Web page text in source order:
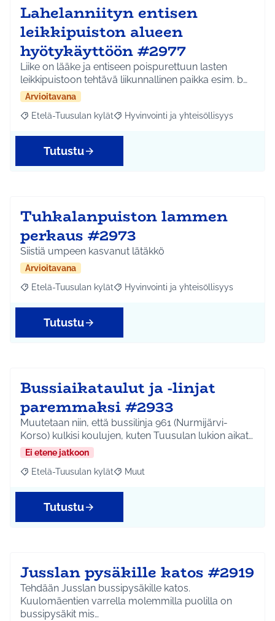
Lahelanniityn entisen
leikkipuiston alueen
hyötykäyttöön #2977
Liike on lääke ja entiseen poispurettuun lasten
leikkipuistoon tehtävä liikunnallinen paikka esim. b…
Arvioitavana
Rajaa tulokset aihepiirin mukaan: Etelä-Tuusulan kylät
Etelä-Tuusulan kylät Rajaa tulokset teeman mukaan:
Hyvinvointi ja yhteisöllisyys
Tutustu
Tuhkalanpuiston lammen
perkaus #2973
Siistiä umpeen kasvanut lätäkkö
Arvioitavana
Rajaa tulokset aihepiirin mukaan: Etelä-Tuusulan kylät
Etelä-Tuusulan kylät Rajaa tulokset teeman mukaan:
Hyvinvointi ja yhteisöllisyys
Tutustu
Bussiaikataulut ja -linjat
paremmaksi #2933
Muutetaan niin, että bussilinja 961 (Nurmijärvi-
Korso) kulkisi koulujen, kuten Tuusulan lukion aikat…
Ei etene jatkoon
Rajaa tulokset aihepiirin mukaan: Etelä-Tuusulan kylät
Etelä-Tuusulan kylät Rajaa tulokset teeman mukaan: Muut
Muut
Tutustu
Jusslan pysäkille katos #2919
Tehdään Jusslan bussipysäkille katos.
Kuulomäentien varrella molemmilla puolilla on
bussipysäkit mis…